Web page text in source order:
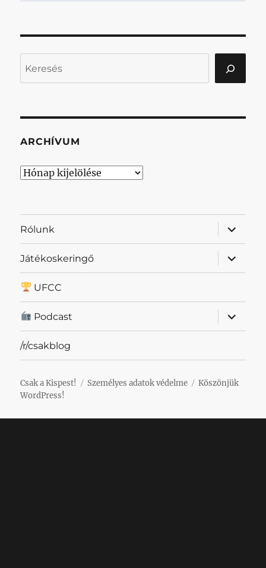
ARCHÍVUM
Archívum
Rólunk
almenü
Játékoskeringő
almenü
UFCC
Podcast
almenü
/r/csakblog
Csak a Kispest! Személyes adatok védelme
Köszönjük
WordPress!